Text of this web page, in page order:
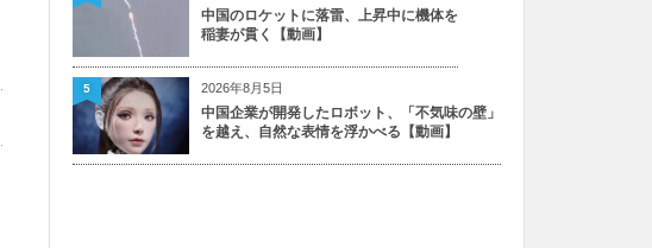
中国のロケットに落雷、上昇中に機体を
稲妻が貫く【動画】
2026年8月5日
中国企業が開発したロボット、「不気味の壁」
を越え、自然な表情を浮かべる【動画】
5